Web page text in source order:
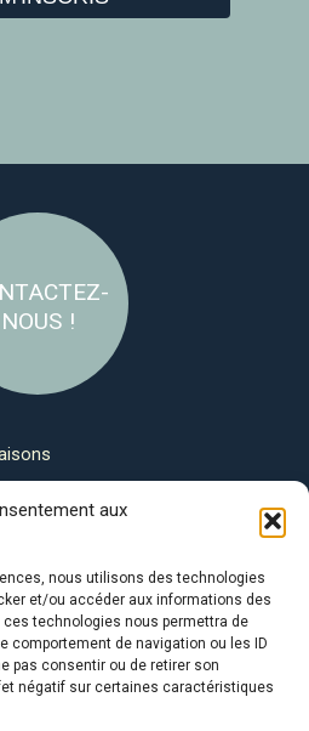
aux
nous utilisons des technologies
et/ou accéder aux informations des
technologies nous permettra de
comportement de navigation ou les ID
pas consentir ou de retirer son
négatif sur certaines caractéristiques
NOUS !